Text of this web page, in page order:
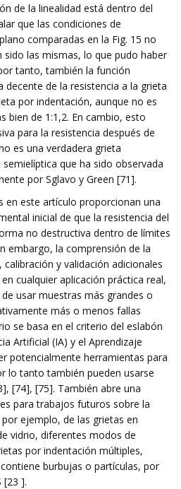
de la linealidad está dentro del
que las condiciones de
comparadas en la Fig. 15 no
las mismas, lo que pudo haber
tanto, también la función
decente de la resistencia a la grieta
por indentación, aunque no es
bien de 1:1,2. En cambio, esto
para la resistencia después de
es una verdadera grieta
que ha sido observada
por Sglavo y Green [71].
en este artículo proporcionan una
inicial de que la resistencia del
no destructiva dentro de límites
embargo, la comprensión de la
y validación adicionales
cualquier aplicación práctica real,
usar muestras más grandes o
más o menos fallas
se basa en el criterio del eslabón
Artificial (IA) y el Aprendizaje
potencialmente herramientas para
lo tanto también pueden usarse
[74], [75]. También abre una
para trabajos futuros sobre la
ejemplo, de las grietas en
vidrio, diferentes modos de
por indentación múltiples,
burbujas o partículas, por
[23 ].